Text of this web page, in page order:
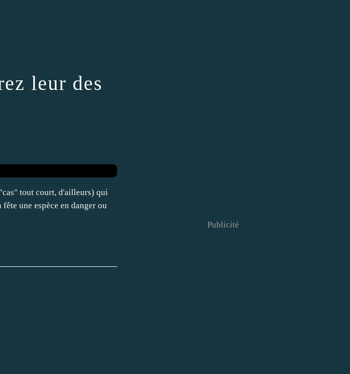
leur des
tout court, d'ailleurs) qui
une espèce en danger ou
Publicité